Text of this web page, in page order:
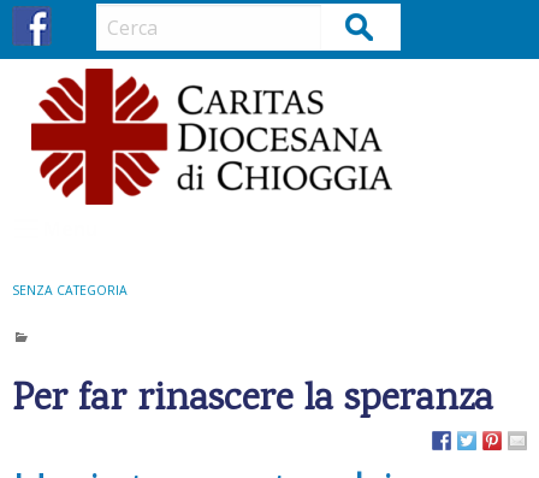
Cerca
SENZA CATEGORIA
Per far rinascere la speranza